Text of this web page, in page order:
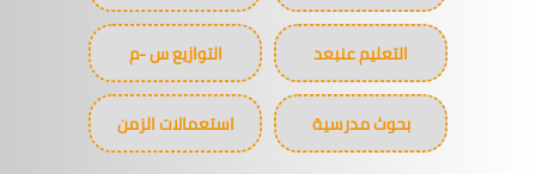
التعليم عنبعد التوازيع س -م
بحوث مدرسية استعمالات الزمن